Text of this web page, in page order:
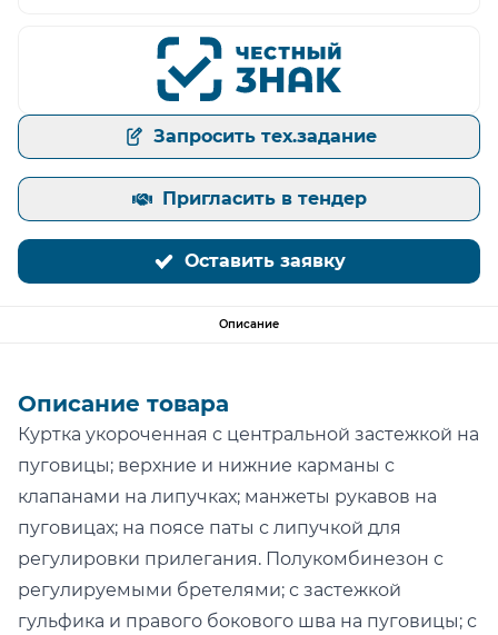
Запросить тех.задание
Пригласить в тендер
Оставить заявку
Описание
Описание товара
Куртка укороченная с центральной застежкой на
пуговицы; верхние и нижние карманы с
клапанами на липучках; манжеты рукавов на
пуговицах; на поясе паты с липучкой для
регулировки прилегания. Полукомбинезон с
регулируемыми бретелями; с застежкой
гульфика и правого бокового шва на пуговицы; с